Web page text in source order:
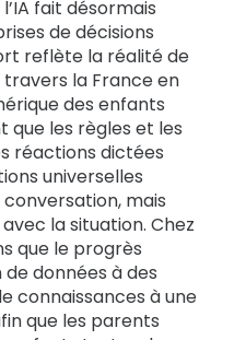
fait désormais
de décisions
reflète la réalité de
la France en
des enfants
que les règles et les
réactions dictées
universelles
mais
la situation. Chez
que le progrès
données à des
connaissances à une
que les parents